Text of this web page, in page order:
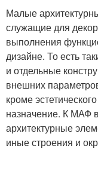
Малые
служащие для
выполнения
дизайне. То есть
и отдельные
внешних
кроме
назначение. К МАФ
архитектурные
иные строения и